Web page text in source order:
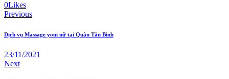
0Likes
Post
navigation
Previous
Dịch vụ Massage yoni nữ tại Quận Tân Bình
23/11/2021
Next